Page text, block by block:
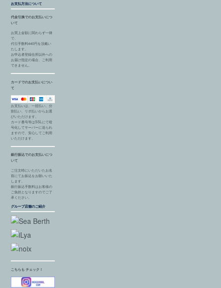
お支払方法について
代金引換でのお支払いにつ
いて
お買上金額に関わらず一律
で、
代引手数料440円を頂戴い
たします。
お申込者登録住所以外への
お届け指定の場合、ご利用
できません。
カードでのお支払いについ
て
お支払いは、一括払い、分
割払い、リボ払いからお選
びいただけます。
カード番号等はSSLにて暗
号化してサーバーに送られ
ますので、安心してご利用
いただけます。
銀行振込でのお支払いにつ
いて
ご注文時にいただいたお名
前にてお振込をお願いいた
します。
銀行振込手数料はお客様の
ご負担となりますのでご了
承ください。
グループ店舗のご紹介
こちらも チェック！